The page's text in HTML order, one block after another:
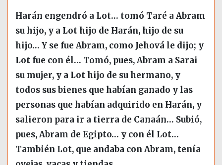
Harán engendró a Lot… tomó Taré a Abram
su hijo, y a Lot hijo de Harán, hijo de su
hijo… Y se fue Abram, como Jehová le dijo; y
Lot fue con él… Tomó, pues, Abram a Sarai
su mujer, y a Lot hijo de su hermano, y
todos sus bienes que habían ganado y las
personas que habían adquirido en Harán, y
salieron para ir a tierra de Canaán… Subió,
pues, Abram de Egipto… y con él Lot…
También Lot, que andaba con Abram, tenía